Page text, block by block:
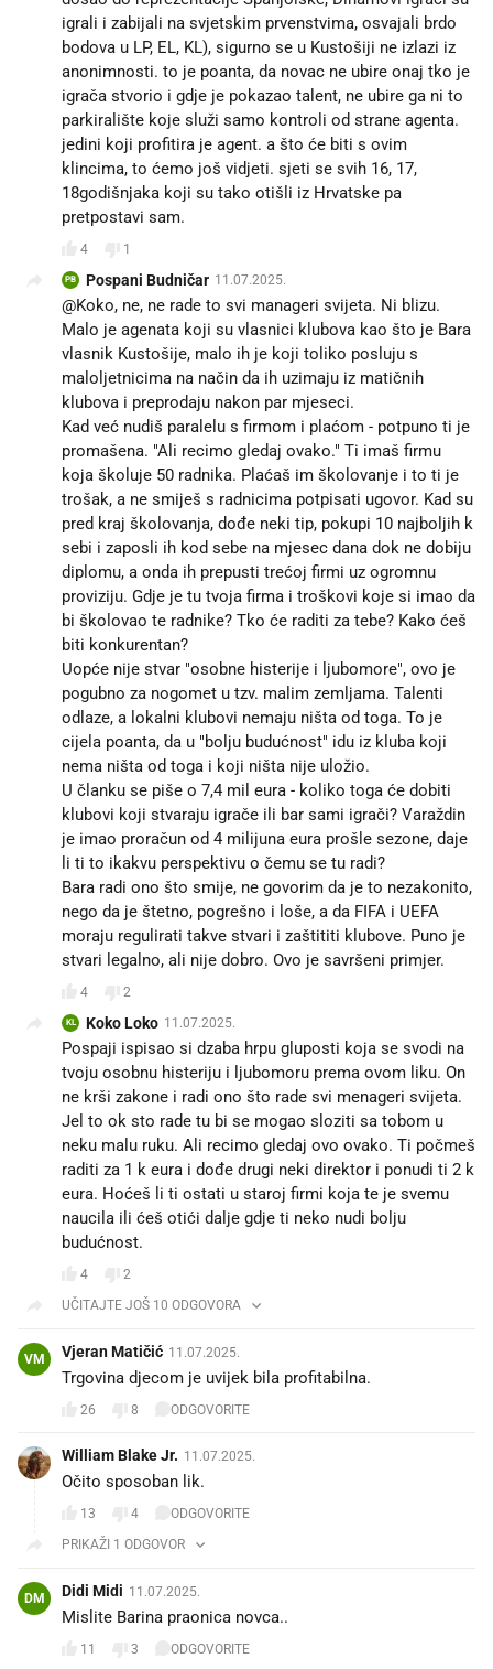
igrali i zabijali na svjetskim prvenstvima, osvajali brdo
bodova u LP, EL, KL), sigurno se u Kustošiji ne izlazi iz
anonimnosti. to je poanta, da novac ne ubire onaj tko je
igrača stvorio i gdje je pokazao talent, ne ubire ga ni to
parkiralište koje služi samo kontroli od strane agenta.
jedini koji profitira je agent. a što će biti s ovim
klincima, to ćemo još vidjeti. sjeti se svih 16, 17,
18godišnjaka koji su tako otišli iz Hrvatske pa
pretpostavi sam.
4 1
PB Pospani Budničar 11.07.2025.
@Koko, ne, ne rade to svi manageri svijeta. Ni blizu.
Malo je agenata koji su vlasnici klubova kao što je Bara
vlasnik Kustošije, malo ih je koji toliko posluju s
maloljetnicima na način da ih uzimaju iz matičnih
klubova i preprodaju nakon par mjeseci.
Kad već nudiš paralelu s firmom i plaćom - potpuno ti je
promašena. "Ali recimo gledaj ovako." Ti imaš firmu
koja školuje 50 radnika. Plaćaš im školovanje i to ti je
trošak, a ne smiješ s radnicima potpisati ugovor. Kad su
pred kraj školovanja, dođe neki tip, pokupi 10 najboljih k
sebi i zaposli ih kod sebe na mjesec dana dok ne dobiju
diplomu, a onda ih prepusti trećoj firmi uz ogromnu
proviziju. Gdje je tu tvoja firma i troškovi koje si imao da
bi školovao te radnike? Tko će raditi za tebe? Kako ćeš
biti konkurentan?
Uopće nije stvar "osobne histerije i ljubomore", ovo je
pogubno za nogomet u tzv. malim zemljama. Talenti
odlaze, a lokalni klubovi nemaju ništa od toga. To je
cijela poanta, da u "bolju budućnost" idu iz kluba koji
nema ništa od toga i koji ništa nije uložio.
U članku se piše o 7,4 mil eura - koliko toga će dobiti
klubovi koji stvaraju igrače ili bar sami igrači? Varaždin
je imao proračun od 4 milijuna eura prošle sezone, daje
li ti to ikakvu perspektivu o čemu se tu radi?
Bara radi ono što smije, ne govorim da je to nezakonito,
nego da je štetno, pogrešno i loše, a da FIFA i UEFA
moraju regulirati takve stvari i zaštititi klubove. Puno je
stvari legalno, ali nije dobro. Ovo je savršeni primjer.
4 2
KL Koko Loko 11.07.2025.
Pospaji ispisao si dzaba hrpu gluposti koja se svodi na
tvoju osobnu histeriju i ljubomoru prema ovom liku. On
ne krši zakone i radi ono što rade svi menageri svijeta.
Jel to ok sto rade tu bi se mogao sloziti sa tobom u
neku malu ruku. Ali recimo gledaj ovo ovako. Ti počmeš
raditi za 1 k eura i dođe drugi neki direktor i ponudi ti 2 k
eura. Hoćeš li ti ostati u staroj firmi koja te je svemu
naucila ili ćeš otići dalje gdje ti neko nudi bolju
budućnost.
4
2
UČITAJTE JOŠ 10 ODGOVORA
VM Vjeran Matičić 11.07.2025.
Trgovina djecom je uvijek bila profitabilna.
26 8 ODGOVORITE
William Blake Jr. 11.07.2025.
Očito sposoban lik.
13 4
ODGOVORITE
PRIKAŽI 1 ODGOVOR
DM Didi Midi 11.07.2025.
Mislite Barina praonica novca..
11 3 ODGOVORITE